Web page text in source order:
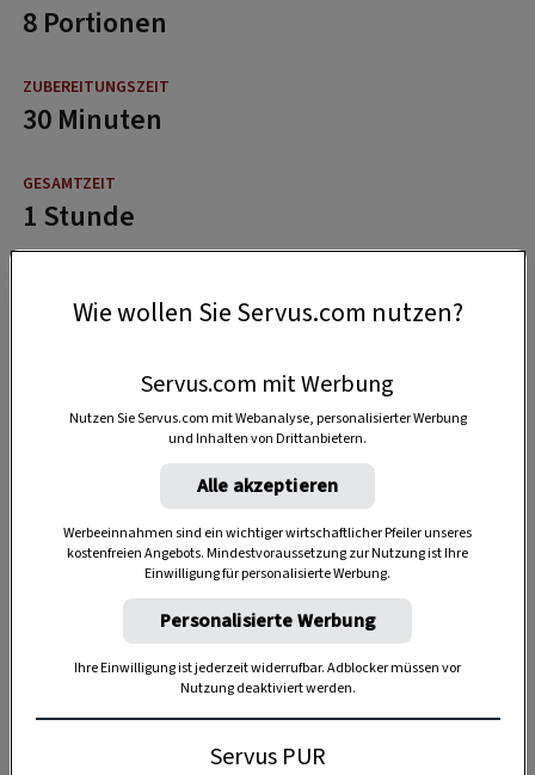
8 Portionen
30 Minuten
1 Stunde
Wie wollen Sie Servus.com nutzen?
Servus.com mit Werbung
Nutzen Sie Servus.com mit Webanalyse, personalisierter Werbung
und Inhalten von Drittanbietern.
Alle akzeptieren
Werbeeinnahmen sind ein wichtiger wirtschaftlicher Pfeiler unseres
kostenfreien Angebots. Mindestvoraussetzung zur Nutzung ist Ihre
Einwilligung für personalisierte Werbung.
Personalisierte Werbung
Ihre Einwilligung ist jederzeit widerrufbar. Adblocker müssen vor
Nutzung deaktiviert werden.
Servus PUR